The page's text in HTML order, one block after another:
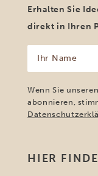
Erhalten Sie
direkt in Ihren
Name
(erforderlich)
Wenn Sie
abonnieren,
HIER